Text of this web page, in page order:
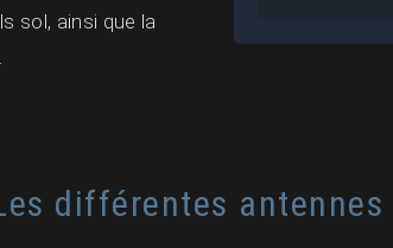
sol, ainsi que la
différentes antennes